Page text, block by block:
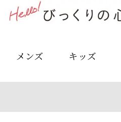
メンズ キッズ